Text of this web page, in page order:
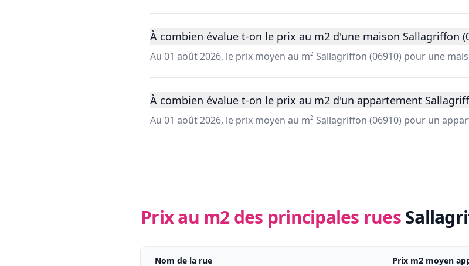
À combien évalue t-on le prix au m2 d'une maison Sallagriffon
Au 01 août 2026, le prix moyen au m² Sallagriffon (06910) pour une
À combien évalue t-on le prix au m2 d'un appartement
Au 01 août 2026, le prix moyen au m² Sallagriffon (06910) pour un
Prix au m2 des principales rues
Nom de la rue Prix m2 moyen